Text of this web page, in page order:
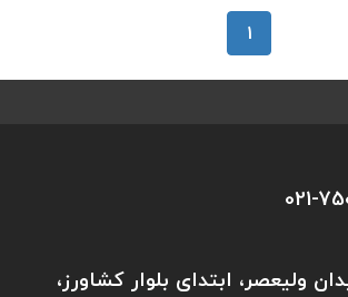
1
021-
ولیعصر، ابتدای بلوار کشاورز،